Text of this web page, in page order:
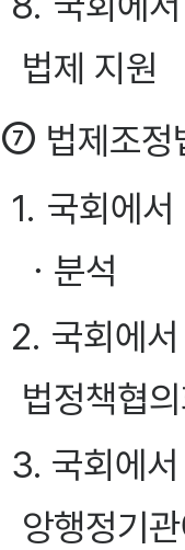
법제 지원
⑦ 법제조
1. 국회에
ㆍ분석
2. 국회에
법정책협
3. 국회에
앙행정기